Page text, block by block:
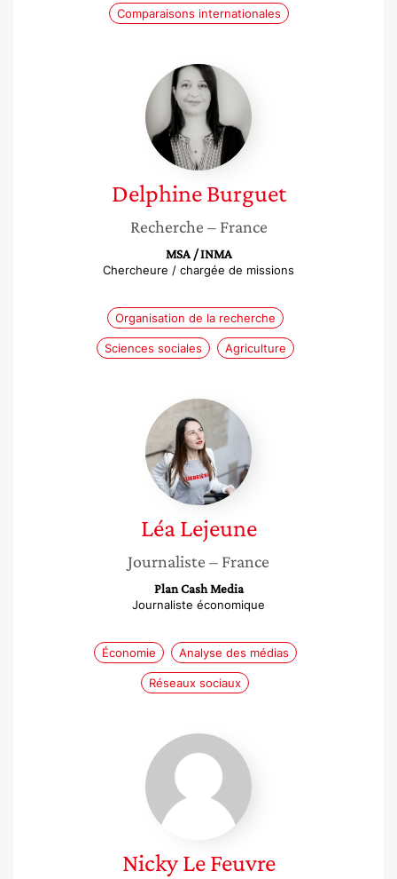
Comparaisons internationales
Delphine
Burguet
Delphine Burguet
Recherche – France
MSA / INMA
Chercheure / chargée de missions
Organisation de la recherche
Sciences sociales Agriculture
Léa
Lejeune
Léa Lejeune
Journaliste – France
Plan Cash Media
Journaliste économique
Économie Analyse des médias
Réseaux sociaux
Nicky
Le
Feuvre
Nicky Le Feuvre